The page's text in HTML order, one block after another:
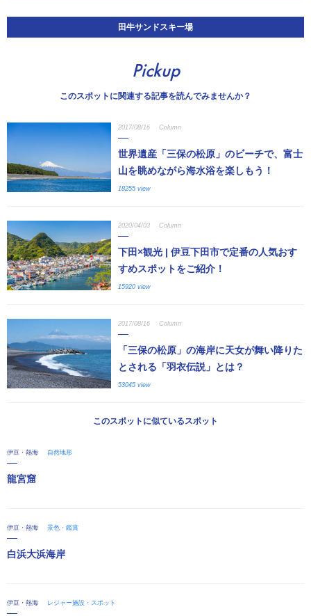
田牛サンドスキー場
Pickup
このスポットに関連する記事を読んでみませんか？
2017/08/16 Column
世界遺産「三保の松原」のビーチで、富士
山を眺めながら海水浴を楽しもう！
18255 view
2020/04/03 Column
下田×観光 | 伊豆下田市で定番の人気おす
すめスポットをご紹介！
15920 view
2017/08/16 Column
「三保の松原」の海岸に天女が舞い降りた
とされる「羽衣伝説」とは？
53045 view
このスポットに似ているスポット
伊豆・熱海 自然地形
龍宮窟
伊豆・熱海 景色・鑑賞
白浜大浜海岸
伊豆・熱海 レジャー施設・スポット